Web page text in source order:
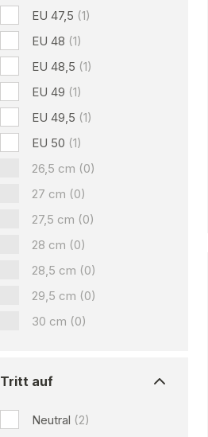
EU 47,5 (1)
EU 48 (1)
EU 48,5 (1)
EU 49 (1)
EU 49,5 (1)
EU 50 (1)
26,5 cm (0)
27 cm (0)
27,5 cm (0)
28 cm (0)
28,5 cm (0)
29,5 cm (0)
30 cm (0)
Tritt auf
Neutral (2)